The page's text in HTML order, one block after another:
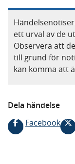
ett urval av de
Observera att
till grund för
kan komma att
Dela händelse
Facebook